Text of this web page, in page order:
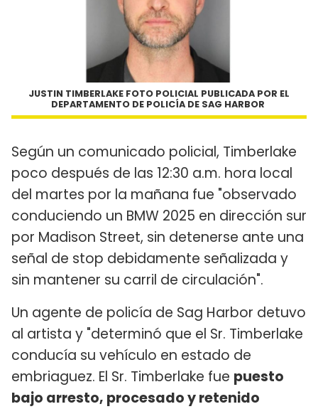
JUSTIN TIMBERLAKE FOTO POLICIAL PUBLICADA POR EL
DEPARTAMENTO DE POLICÍA DE SAG HARBOR
Según un comunicado policial, Timberlake
poco después de las 12:30 a.m. hora local
del martes por la mañana fue "observado
conduciendo un BMW 2025 en dirección sur
por Madison Street, sin detenerse ante una
señal de stop debidamente señalizada y
sin mantener su carril de circulación".
Un agente de policía de Sag Harbor detuvo
al artista y "determinó que el Sr. Timberlake
conducía su vehículo en estado de
embriaguez. El Sr. Timberlake fue puesto
bajo arresto, procesado y retenido